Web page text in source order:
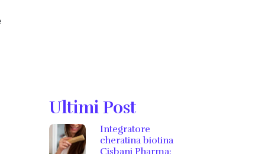
Ultimi Post
Integratore
cheratina biotina